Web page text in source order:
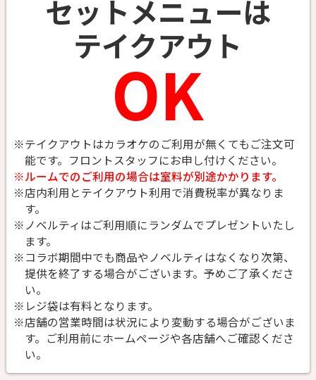
セットメニューは
テイクアウト
OK
※テイクアウトはカラオケのご利用が無くてもご注文可
能です。 フロントスタッフにお申し付けください。
※ルームでのご利用の場合は室料が別途かかります。
※店内利用とテイクアウト利用で消費税率が異なりま
す。
※ノベルティはご利用順にランダムでプレゼントいたし
ます。
※コラボ期間中でも商品やノベルティはなくなり次第、
提供を終了する場合がございます。予めご了承くださ
い。
※レジ袋は有料となります。
※店舗の営業時間は状況により変動する場合がございま
す。ご利用前にホームページや各店舗へご確認くださ
い。